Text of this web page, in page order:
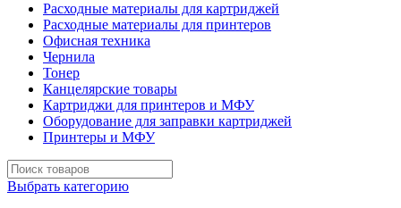
Расходные материалы для картриджей
Расходные материалы для принтеров
Офисная техника
Чернила
Тонер
Канцелярские товары
Картриджи для принтеров и МФУ
Оборудование для заправки картриджей
Принтеры и МФУ
Выбрать категорию